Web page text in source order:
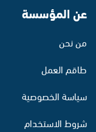
عن المؤسسة
من نحن
طاقم العمل
سياسة الخصوصية
شروط الاستخدام